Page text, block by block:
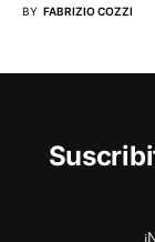
BY FABRIZIO COZZI